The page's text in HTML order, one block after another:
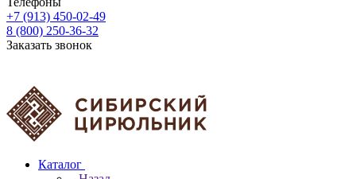
+7 (913) 450-02-49
8 (800) 250-36-32
Заказать звонок
Каталог